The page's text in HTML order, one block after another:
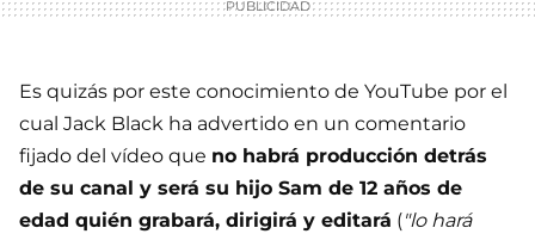
Es quizás por este conocimiento de YouTube por el
cual Jack Black ha advertido en un comentario
fijado del vídeo que no habrá producción detrás
de su canal y será su hijo Sam de 12 años de
edad quién grabará, dirigirá y editará ("lo hará